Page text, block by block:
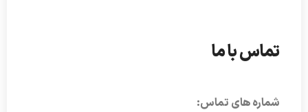
تماس با ما
شماره های تماس: